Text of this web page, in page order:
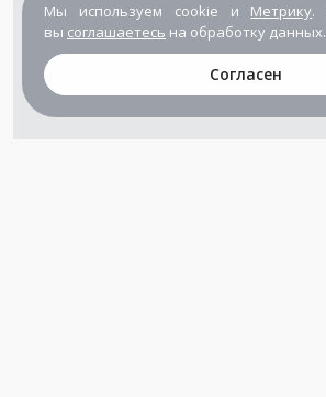
Мы используем cookie и Метрику.
вы соглашаетесь на обработку данных.
Согласен